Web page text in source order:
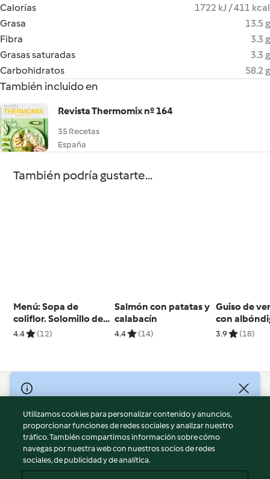
Calorías
1722 kJ / 411 kcal
Grasa
13.5 g
Fibra
3.3 g
Grasas saturadas
3.3 g
Carbohidratos
58.2 g
También incluido en
Revista Thermomix nº 164
35 Recetas
España
También podría gustarte...
Menú: Sopa de
coliflor. Solomillo de
cerdo con verduras al
4.4 (12)
Salmón con patatas y
calabacín
4.4 (14)
Guiso de
con
3.9 (18)
© Copyright 2026
Términos de uso
Política de privacidad
Aviso legal
Información legal
Utilizamos cookies para personalizar contenido y anuncios,
proporcionar funciones de redes sociales y analizar nuestro
tráfico. También compartimos información sobre cómo
navegas por nuestra web con nuestros socios de redes
sociales, de publicidad y de analítica.